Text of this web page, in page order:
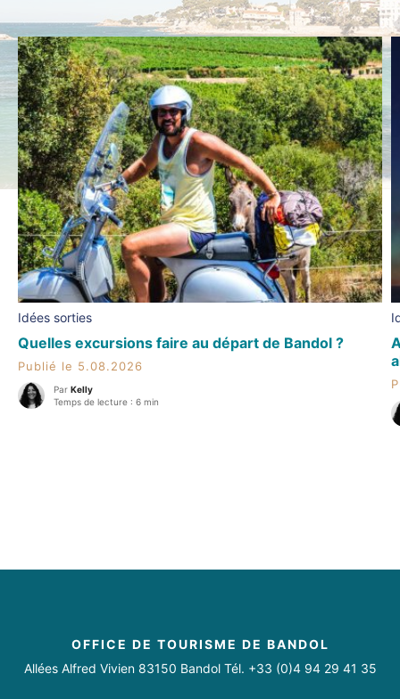
Idées sorties
Quelles excursions faire au départ de Bandol ?
Publié le 5.08.2026
Par Kelly
Temps de lecture : 6 min
OFFICE DE TOURISME DE BANDOL
Allées Alfred Vivien 83150 Bandol Tél. +33 (0)4 94 29 41 35